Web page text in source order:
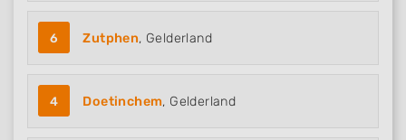
6 Zutphen, Gelderland
4 Doetinchem, Gelderland